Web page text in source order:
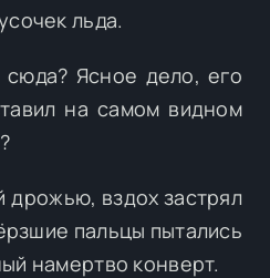
льда.
сюда? Ясное дело, его
на самом видном
дрожью, вздох застрял
пальцы пытались
намертво конверт.